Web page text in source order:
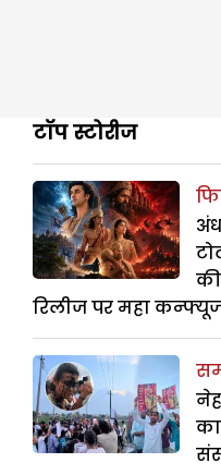
टॉप स्टोरीज
रिलीज पर महा